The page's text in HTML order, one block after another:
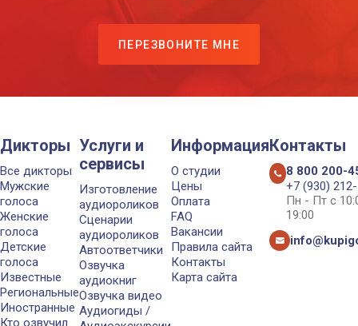
ПЕРЕЗВОНИТЕ МНЕ
Дикторы
Все дикторы
Мужские
голоса
Женские
голоса
Детские
голоса
Известные
Региональные
Иностранные
Кто озвучил
Услуги и
сервисы
Изготовление
аудиороликов
Сценарии
аудиороликов
Автоответчики
Озвучка
аудиокниг
Озвучка видео
Аудиогиды /
Информация
О студии
Цены
Оплата
FAQ
Вакансии
Правила сайта
Контакты
Карта сайта
Контакты
8 800 200-
+7 (930)
Пн - Пт с
19:00